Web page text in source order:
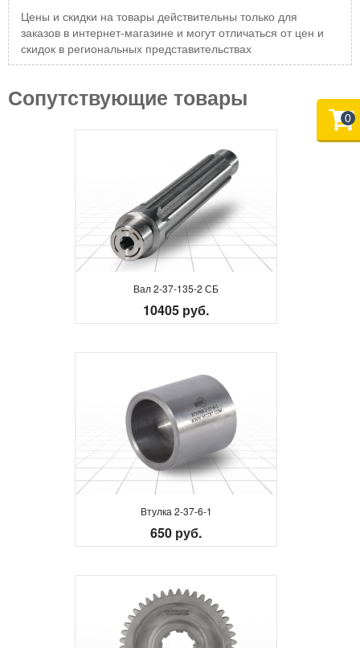
Цены и скидки на товары действительны только для
заказов в интернет-магазине и могут отличаться от цен и
скидок в региональных представительствах
Сопутствующие товары
Вал 2-37-135-2 СБ
10405 руб.
Втулка 2-37-6-1
650 руб.
0